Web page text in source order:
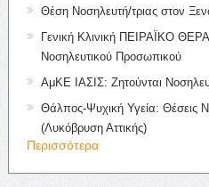
Θέση Νοσηλευτή/τριας στον
Γενική Κλινική ΠΕΙΡΑΪΚΟ
Νοσηλευτικού Προσωπικού
ΑμΚΕ ΙΑΣΙΣ: Ζητούνται
Θάλπος-Ψυχική Υγεία: Θέσεις
(Λυκόβρυση Αττικής)
Περισσότερα